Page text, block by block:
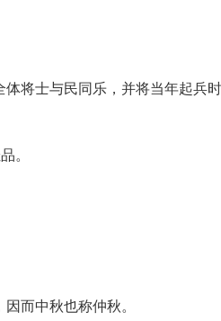
将士与民同乐，并将当年起兵时
。
而中秋也称仲秋。